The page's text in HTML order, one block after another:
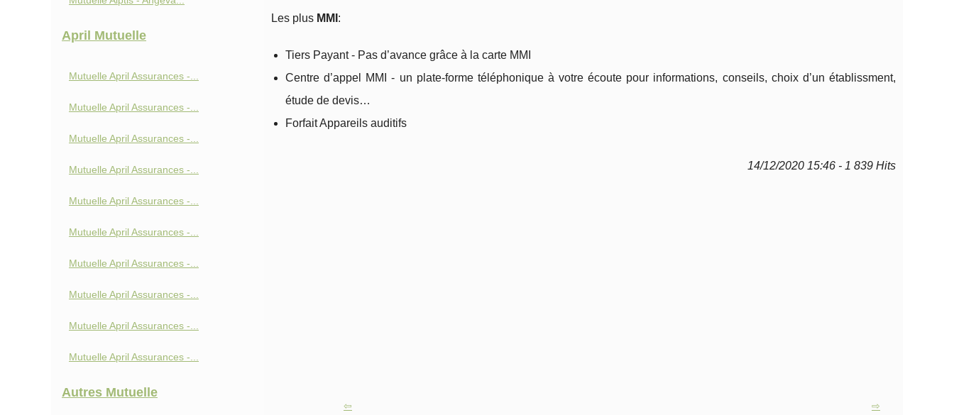
Les plus MMI :
Tiers Payant - Pas d’avance grâce à la carte MMI
Centre d’appel MMI - un plate-forme téléphonique à votre écoute pour informations, conseils, choix d’un établissment,
étude de devis…
Forfait Appareils auditifs
14/12/2020 15:46 - 1 839 Hits
April Mutuelle
Mutuelle April Assurances -...
Mutuelle April Assurances -...
Mutuelle April Assurances -...
Mutuelle April Assurances -...
Mutuelle April Assurances -...
Mutuelle April Assurances -...
Mutuelle April Assurances -...
Mutuelle April Assurances -...
Mutuelle April Assurances -...
Mutuelle April Assurances -...
Autres Mutuelle